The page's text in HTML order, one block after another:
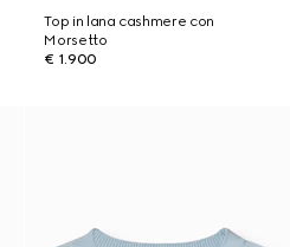
Top in lana cashmere con
Morsetto
€ 1.900